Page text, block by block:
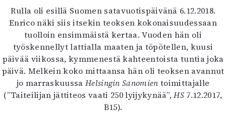
Rulla oli esillä Suomen satavuotispäivänä 6.12.2018.
Enrico näki siis itsekin teoksen kokonaisuudessaan
tuolloin ensimmäistä kertaa. Vuoden hän oli
työskennellyt lattialla maaten ja töpötellen, kuusi
päivää viikossa, kymmenestä kahteentoista tuntia joka
päivä. Melkein koko mittaansa hän oli teoksen avannut
jo marraskuussa Helsingin Sanomien toimittajalle
(”Taiteilijan jättiteos vaati 250 lyijykynää”,HS 7.12.2017,
B15).